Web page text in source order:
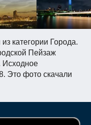
категории Города.
Пейзаж
Исходное
Это фото скачали